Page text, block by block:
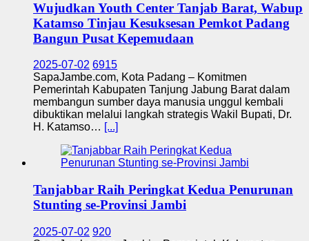
Wujudkan Youth Center Tanjab Barat, Wabup
Katamso Tinjau Kesuksesan Pemkot Padang
Bangun Pusat Kepemudaan
2025-07-02 6915
SapaJambe.com, Kota Padang – Komitmen
Pemerintah Kabupaten Tanjung Jabung Barat dalam
membangun sumber daya manusia unggul kembali
dibuktikan melalui langkah strategis Wakil Bupati, Dr.
H. Katamso… [...]
Tanjabbar Raih Peringkat Kedua Penurunan
Stunting se-Provinsi Jambi
2025-07-02 920